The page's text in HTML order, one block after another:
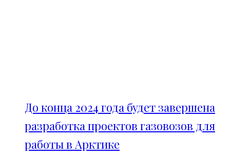
До конца 2024 года будет завершена
разработка проектов газовозов для
работы в Арктике